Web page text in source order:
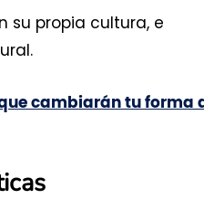
su propia cultura, e
cambiarán tu forma